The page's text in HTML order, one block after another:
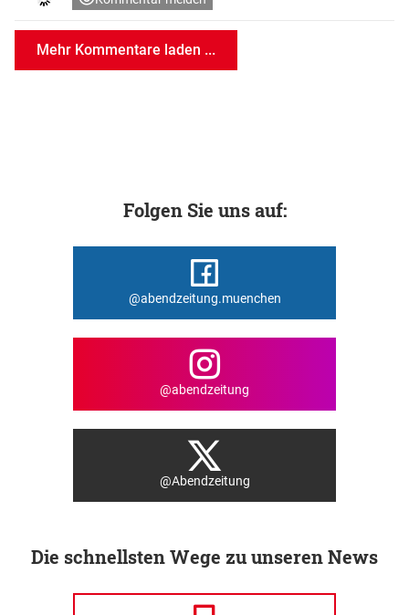
Mehr Kommentare laden ...
Folgen Sie uns auf:
@abendzeitung.muenchen
@abendzeitung
@Abendzeitung
Die schnellsten Wege zu unseren News